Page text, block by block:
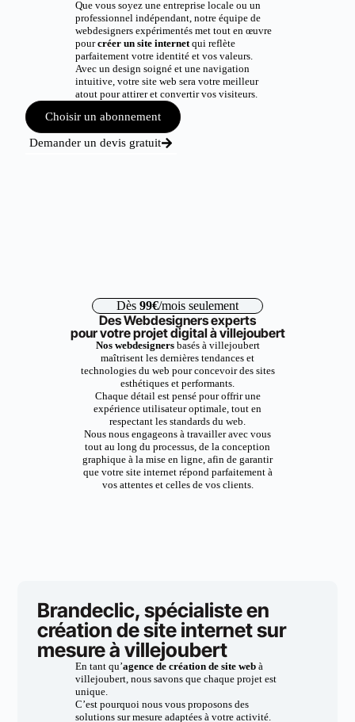
Que vous soyez une entreprise locale ou un
professionnel indépendant, notre équipe de
webdesigners expérimentés met tout en œuvre
pourcréer un site internetqui reflète
parfaitement votre identité et vos valeurs.
Avec un design soigné et une navigation
intuitive, votre site web sera votre meilleur
atout pour attirer et convertir vos visiteurs.
Choisir un abonnement
Demander un devis gratuit
Dès 99€/mois seulement
Des Webdesigners experts
pour votre projet digital à villejoubert
Nos webdesignersbasés à villejoubert
maîtrisent les dernières tendances et
technologies du web pour concevoir des sites
esthétiques et performants.
Chaque détail est pensé pour offrir une
expérience utilisateur optimale, tout en
respectant les standards du web.
Nous nous engageons à travailler avec vous
tout au long du processus, de la conception
graphique à la mise en ligne, afin de garantir
que votre site internet répond parfaitement à
vos attentes et celles de vos clients.
Brandeclic, spécialiste en
création de site internet sur
mesure à villejoubert
En tant qu’agence de création de site webà
villejoubert, nous savons que chaque projet est
unique.
C’est pourquoi nous vous proposons des
solutions sur mesure adaptées à votre activité.